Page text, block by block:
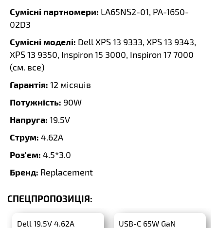
Сумісні партномери: LA65NS2-01, PA-1650-
02D3
Сумісні моделі: Dell XPS 13 9333, XPS 13 9343,
XPS 13 9350, Inspiron 15 3000, Inspiron 17 7000
(см. все)
Гарантія: 12 місяців
Потужність: 90W
Напруга: 19.5V
Струм: 4.62A
Роз'єм: 4.5*3.0
Бренд: Replacement
СПЕЦПРОПОЗИЦІЯ:
Dell 19.5V 4.62A
USB-C 65W GaN